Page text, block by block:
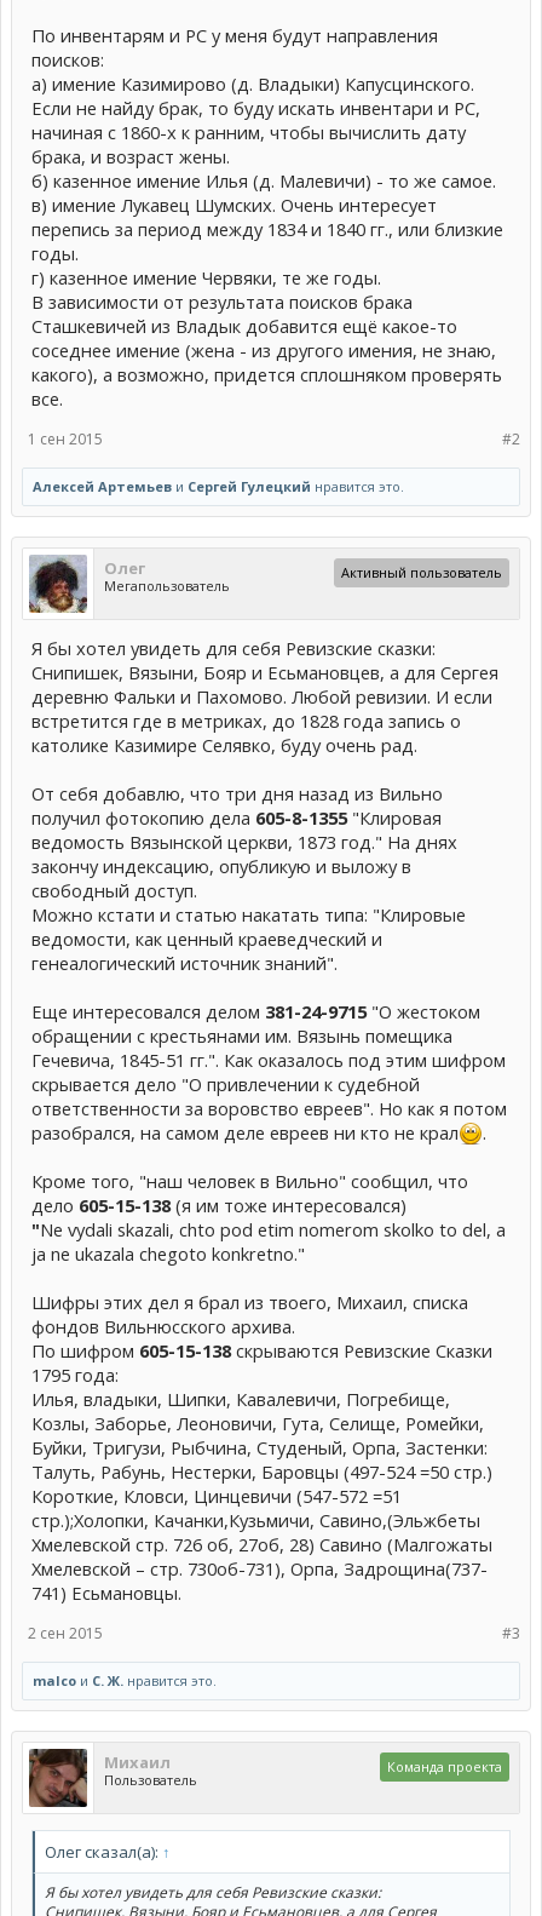
По инвентарям и РС у меня будут направления
поисков:
а) имение Казимирово (д. Владыки) Капусцинского.
Если не найду брак, то буду искать инвентари и РС,
начиная с 1860-х к ранним, чтобы вычислить дату
брака, и возраст жены.
б) казенное имение Илья (д. Малевичи) - то же самое.
в) имение Лукавец Шумских. Очень интересует
перепись за период между 1834 и 1840 гг., или близкие
годы.
г) казенное имение Червяки, те же годы.
В зависимости от результата поисков брака
Сташкевичей из Владык добавится ещё какое-то
соседнее имение (жена - из другого имения, не знаю,
какого), а возможно, придется сплошняком проверять
все.
#2
1 сен 2015
Алексей Артемьев и Сергей Гулецкий нравится это.
Олег
Мегапользователь
Активный пользователь
Я бы хотел увидеть для себя Ревизские сказки:
Снипишек, Вязыни, Бояр и Есьмановцев, а для Сергея
деревню Фальки и Пахомово. Любой ревизии. И если
встретится где в метриках, до 1828 года запись о
католике Казимире Селявко, буду очень рад.
От себя добавлю, что три дня назад из Вильно
получил фотокопию дела 605-8-1355"Клировая
ведомость Вязынской церкви, 1873 год." На днях
закончу индексацию, опубликую и выложу в
свободный доступ.
Можно кстати и статью накатать типа: "Клировые
ведомости, как ценный краеведческий и
генеалогический источник знаний".
Еще интересовался делом 381-24-9715 "О жестоком
обращении с крестьянами им. Вязынь помещика
Гечевича, 1845-51 гг.". Как оказалось под этим шифром
скрывается дело "О привлечении к судебной
ответственности за воровство евреев". Но как я потом
разобрался, на самом деле евреев ни кто не крал
.
Кроме того, "наш человек в Вильно" сообщил, что
дело 605-15-138(я им тоже интересовался)
"Ne vydali skazali, chto pod etim nomerom skolko to del, a
ja ne ukazala chegoto konkretno."
Шифры этих дел я брал из твоего, Михаил, списка
фондов Вильнюсского архива.
По шифром 605-15-138скрываются Ревизские Сказки
1795 года:
Илья, владыки, Шипки, Кавалевичи, Погребище,
Козлы, Заборье, Леоновичи, Гута, Селище, Ромейки,
Буйки, Тригузи, Рыбчина, Студеный, Орпа, Застенки:
Талуть, Рабунь, Нестерки, Баровцы (497-524 =50 стр.)
Короткие, Кловси, Цинцевичи (547-572 =51
стр.);Холопки, Качанки,Кузьмичи, Савино,(Эльжбеты
Хмелевской стр. 726 об, 27об, 28) Савино (Малгожаты
Хмелевской – стр. 730об-731), Орпа, Задрощина(737-
741) Есьмановцы.
#3
2 сен 2015
malco и С. Ж. нравится это.
Михаил
Пользователь
Команда проекта
Олег сказал(а): ↑
Я бы хотел увидеть для себя Ревизские сказки:
Снипишек, Вязыни, Бояр и Есьмановцев, а для Сергея